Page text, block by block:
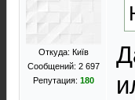
Откуда: Київ
Сообщений: 2 697
Репутация: 180